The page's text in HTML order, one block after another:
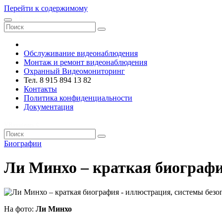
Перейти к содержимому
Обслуживание видеонаблюдения
Монтаж и ремонт видеонаблюдения
Охранный Видеомониторинг
Тел. 8 915 894 13 82
Контакты
Политика конфиденциальности
Документация
Биографии
Ли Минхо – краткая
На фото: Ли Минхо